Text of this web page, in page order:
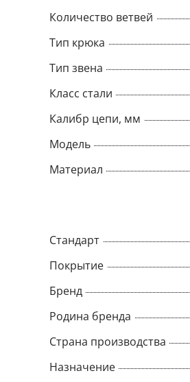
Количество ветвей
Тип крюка
Тип звена
Класс стали
Калибр цепи, мм
Модель
Материал
Стандарт
Покрытие
Бренд
Родина бренда
Страна производства
Назначение